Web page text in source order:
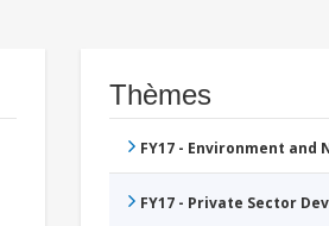
Thèmes
FY17 - Environment
FY17 - Private Sector